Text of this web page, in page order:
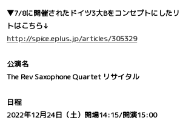
▼7/8に開催されたドイツ3大Bをコンセプトにした
トはこちら↓
http://spice.eplus.jp/articles/305329
公演名
The Rev Saxophone Quartet リサイタル
日程
2022年12月24日（土）開場14:15/開演15:00